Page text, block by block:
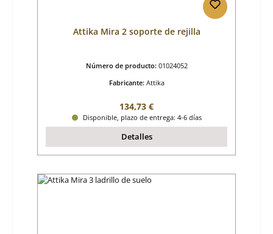
Attika Mira 2 soporte de rejilla
Número de producto: 01024052
Fabricante: Attika
Precio normal:
134,73 €
Disponible, plazo de entrega: 4-6 días
Detalles